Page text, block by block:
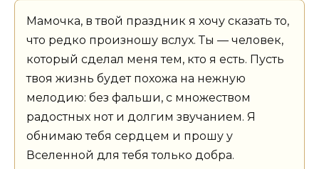
Мамочка, в твой праздник я хочу сказать то,
что редко произношу вслух. Ты — человек,
который сделал меня тем, кто я есть. Пусть
твоя жизнь будет похожа на нежную
мелодию: без фальши, с множеством
радостных нот и долгим звучанием. Я
обнимаю тебя сердцем и прошу у
Вселенной для тебя только добра.